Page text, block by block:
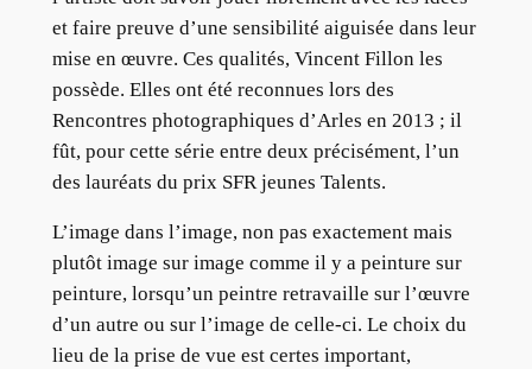
et faire preuve d’une sensibilité aiguisée dans leur
mise en œuvre. Ces qualités, Vincent Fillon les
possède. Elles ont été reconnues lors des
Rencontres photographiques d’Arles en 2013 ; il
fût, pour cette série entre deux précisément, l’un
des lauréats du prix SFR jeunes Talents.
L’image dans l’image, non pas exactement mais
plutôt image sur image comme il y a peinture sur
peinture, lorsqu’un peintre retravaille sur l’œuvre
d’un autre ou sur l’image de celle-ci. Le choix du
lieu de la prise de vue est certes important,